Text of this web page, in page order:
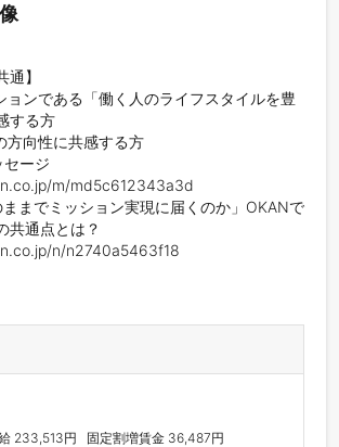
通】
ョンである「働く人のライフスタイルを豊
する方
方向性に共感する方
セージ
m/md5c612343a3d
までミッション実現に届くのか」OKANで
共通点とは？
n/n2740a5463f18
233,513円   固定割増賃金 36,487円